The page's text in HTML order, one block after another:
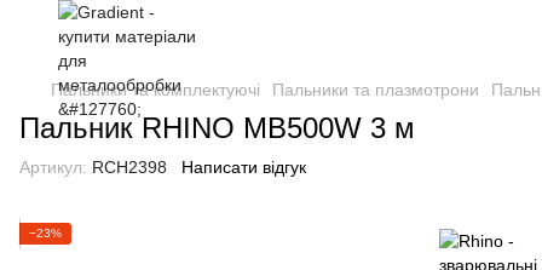
Пальники та комплектуючі Пальники та плазмотрони
Пальник RHINO MB500W 3 м
Артикул: RCH2398 Написати відгук
−23%